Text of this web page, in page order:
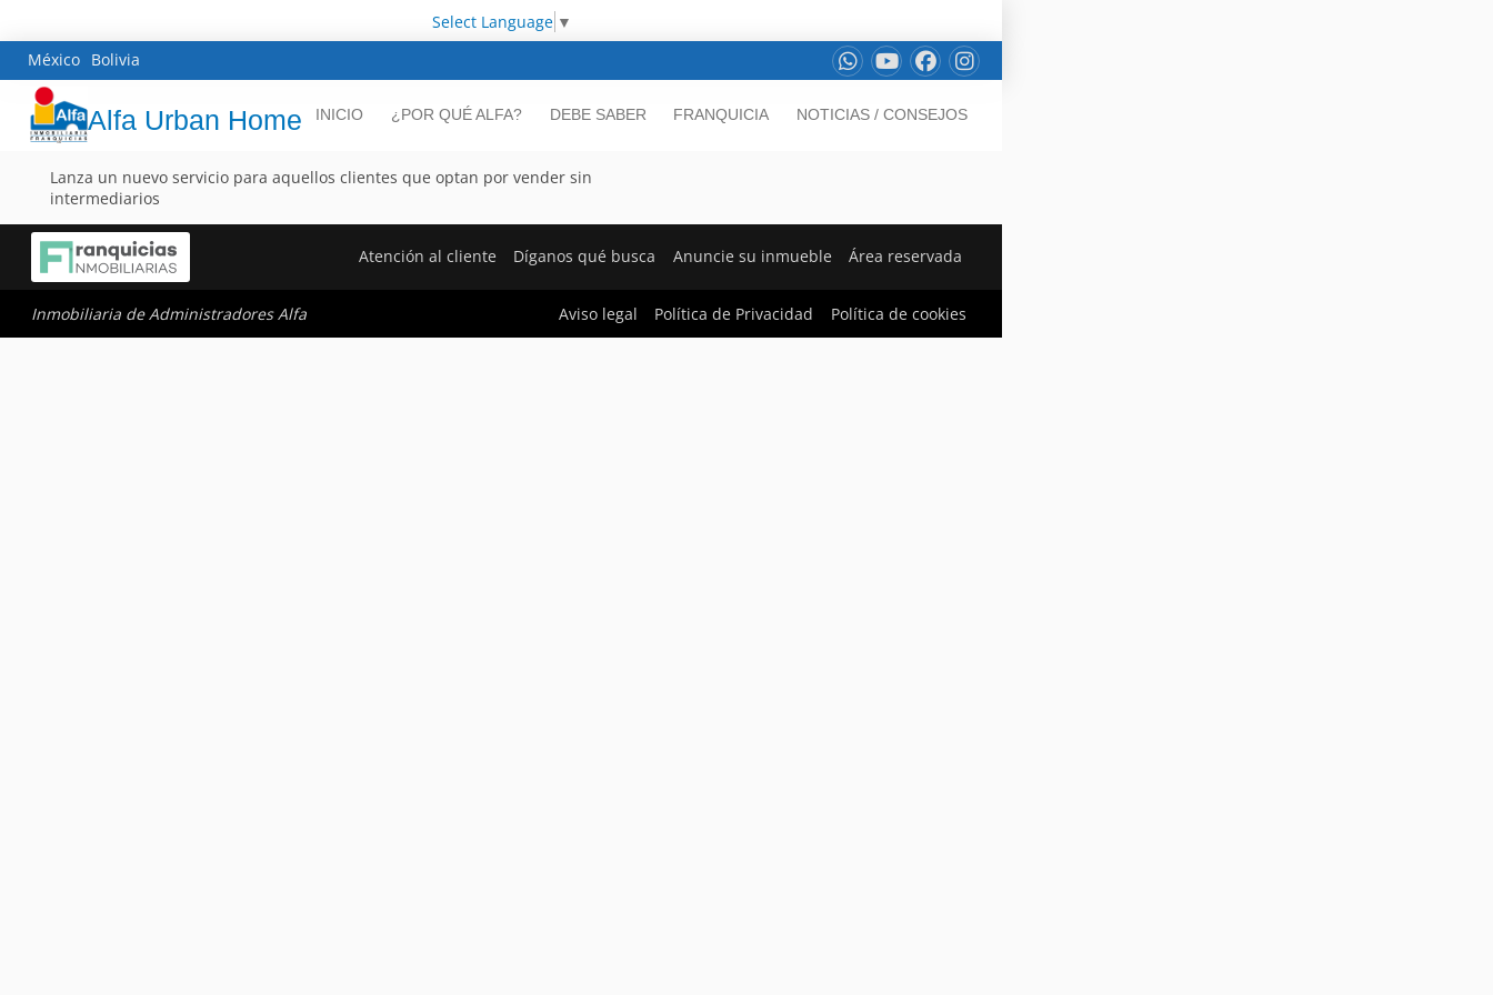
Select Language ▼
México Bolivia
Alfa Urban Home INICIO ¿POR QUÉ ALFA? DEBE SABER FRANQUICIA NOTICIAS / CONSEJOS
Lanza un nuevo servicio para aquellos clientes que optan por vender sin
intermediarios
Atención al cliente Díganos qué busca Anuncie su inmueble Área reservada
Inmobiliaria de Administradores Alfa Aviso legal Política de Privacidad Política de cookies